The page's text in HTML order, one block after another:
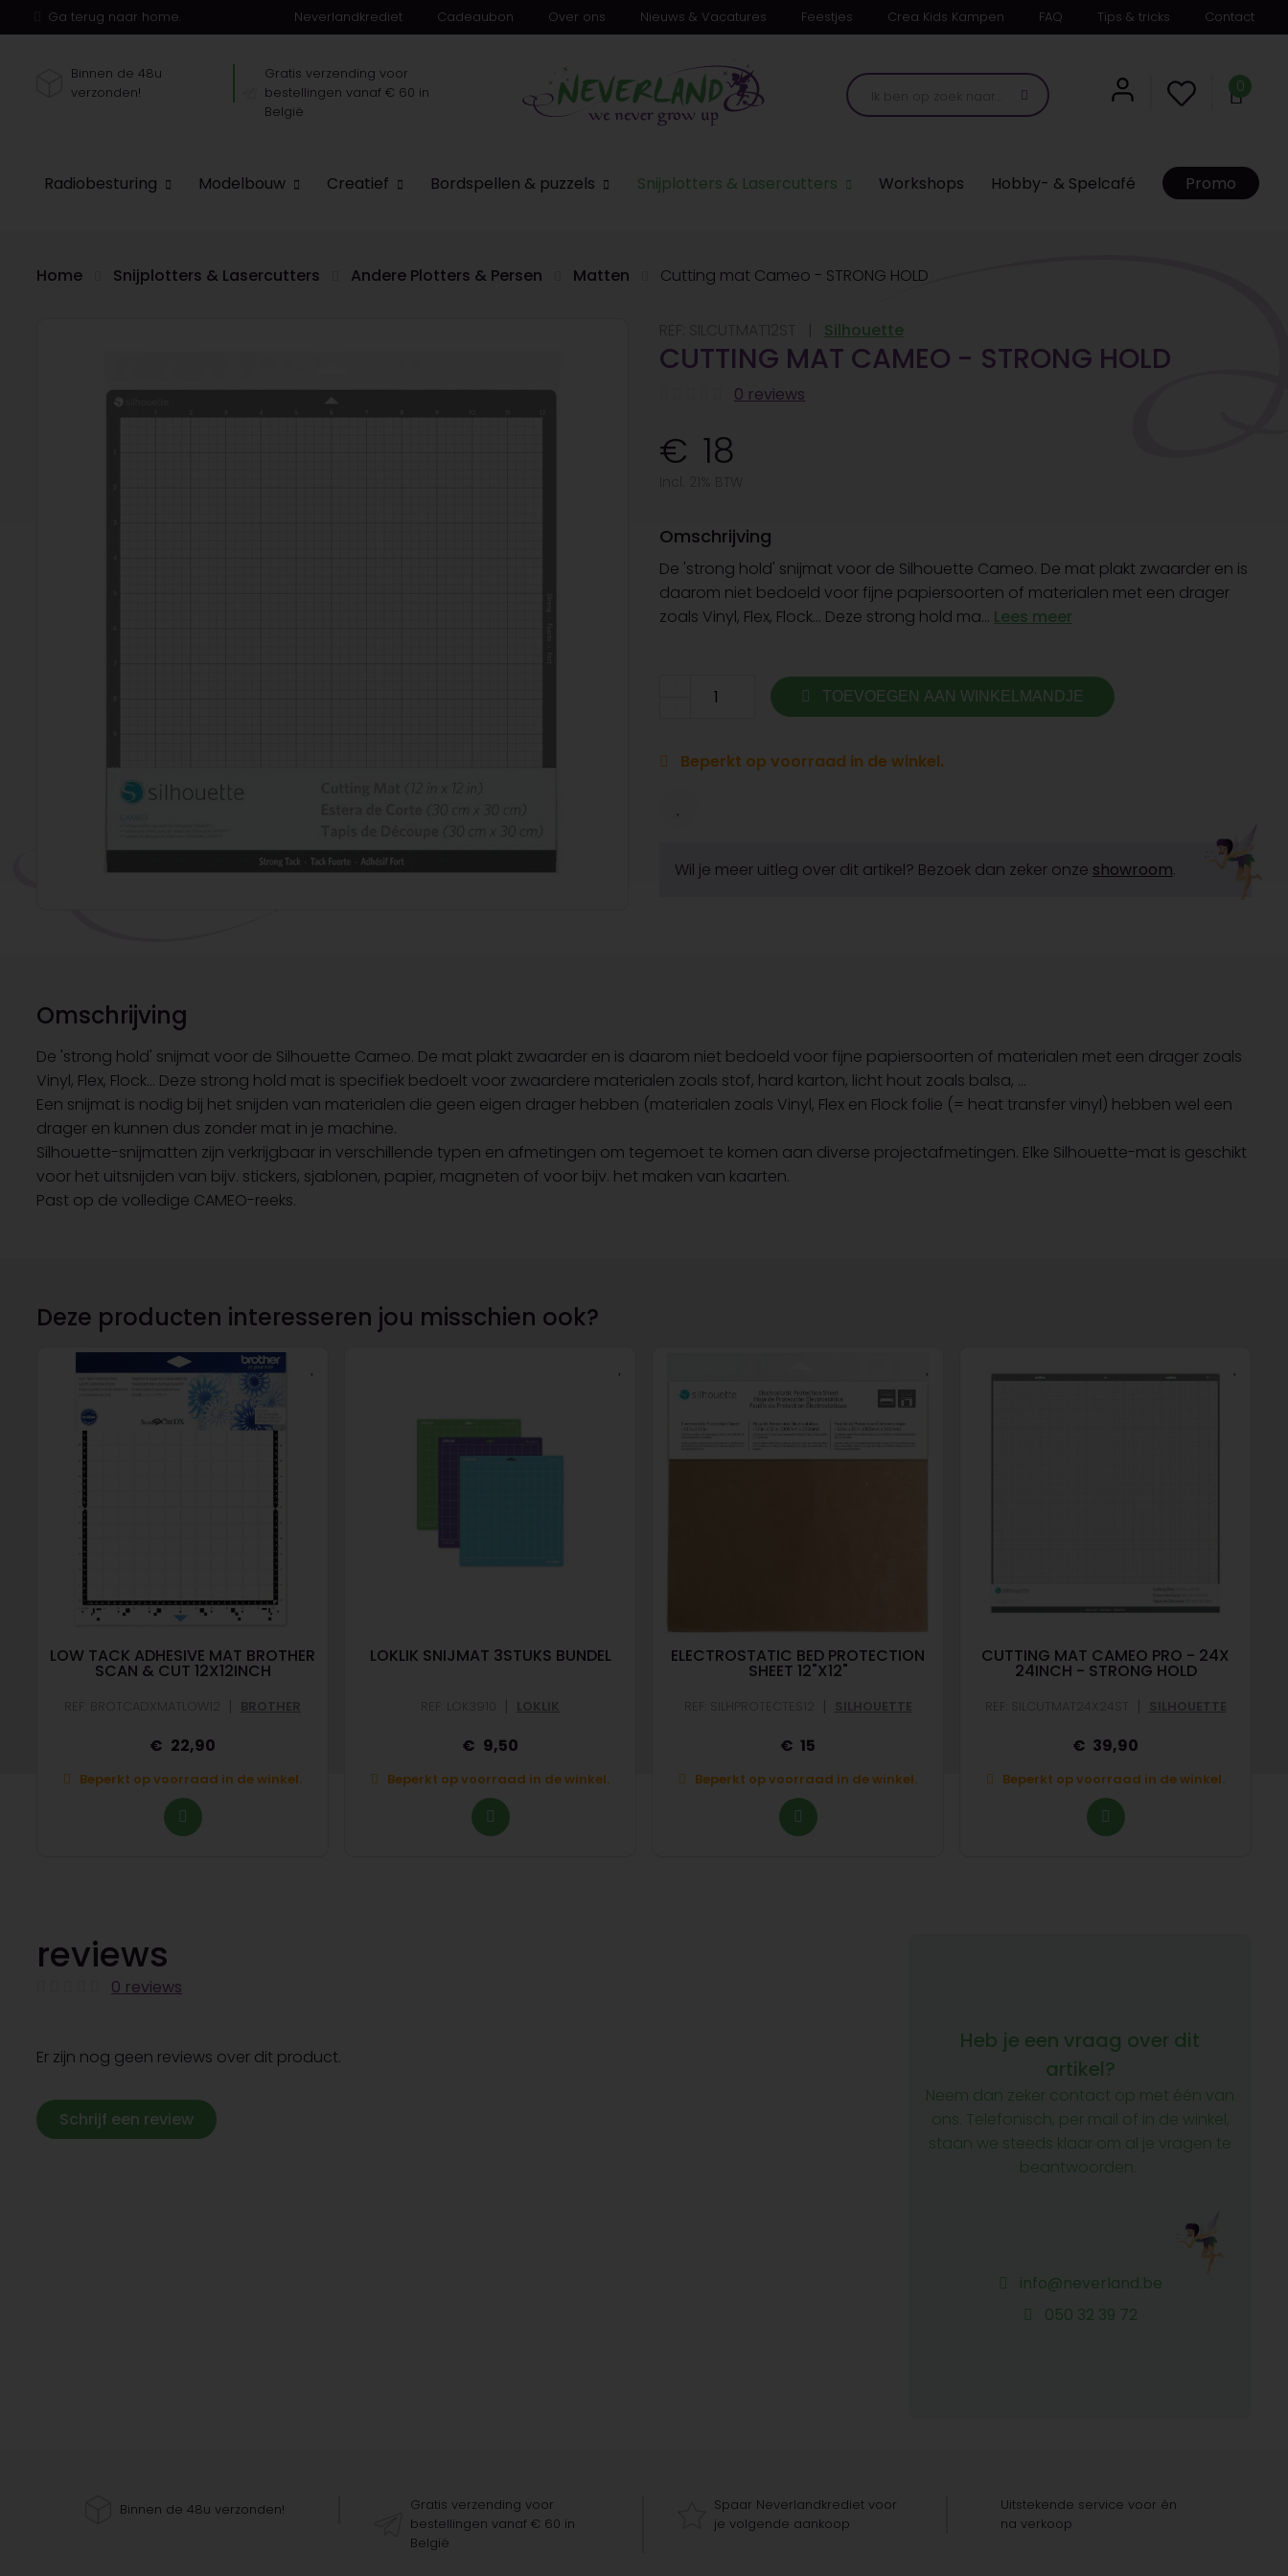
Ga terug naar home. Neverlandkrediet Cadeaubon Over ons Nieuws & Vacatures Feestjes Crea Kids Kampen FAQ Tips & tricks Contact
Binnen de 48u
verzonden!
Gratis verzending voor
bestellingen vanaf € 60 in
België
0
Radiobesturing Modelbouw Creatief Bordspellen & puzzels Snijplotters & Lasercutters Workshops Hobby- & Spelcafé Promo
Home Snijplotters & Lasercutters Andere Plotters & Persen Matten Cutting mat Cameo - STRONG HOLD
Silhouette
CUTTING MAT CAMEO - STRONG HOLD
0 reviews
18
Omschrijving
De 'strong hold' snijmat voor de Silhouette Cameo. De mat plakt zwaarder en is
daarom niet bedoeld voor fijne papiersoorten of materialen met een drager
zoals Vinyl, Flex, Flock... Deze strong hold ma... Lees meer
TOEVOEGEN AAN WINKELMANDJE
Beperkt op voorraad in de winkel.
Wil je meer uitleg over dit artikel? Bezoek dan zeker onze showroom.
Omschrijving
De 'strong hold' snijmat voor de Silhouette Cameo. De mat plakt zwaarder en is daarom niet bedoeld voor fijne papiersoorten of materialen met een drager zoals
Vinyl, Flex, Flock... Deze strong hold mat is specifiek bedoelt voor zwaardere materialen zoals stof, hard karton, licht hout zoals balsa, ...
Een snijmat is nodig bij het snijden van materialen die geen eigen drager hebben (materialen zoals Vinyl, Flex en Flock folie (= heat transfer vinyl) hebben wel een
drager en kunnen dus zonder mat in je machine.
Silhouette-snijmatten zijn verkrijgbaar in verschillende typen en afmetingen om tegemoet te komen aan diverse projectafmetingen. Elke Silhouette-mat is geschikt
voor het uitsnijden van bijv. stickers, sjablonen, papier, magneten of voor bijv. het maken van kaarten.
Past op de volledige CAMEO-reeks.
Deze producten interesseren jou misschien ook?
LOW TACK ADHESIVE MAT BROTHER
SCAN & CUT 12X12INCH
REF: BROTCADXMATLOW12 | BROTHER
22,90
Beperkt op voorraad in de winkel.
LOKLIK SNIJMAT 3STUKS BUNDEL
| LOKLIK
9,50
Beperkt op voorraad in de winkel.
ELECTROSTATIC BED PROTECTION
SHEET 12"X12"
REF: SILHPROTECTES12 | SILHOUETTE
15
Beperkt op voorraad in de winkel.
CUTTING MAT CAMEO PRO - 24X
24INCH - STRONG HOLD
REF: SILCUTMAT24X24ST | SILHOUETTE
39,90
Beperkt op voorraad in de winkel.
reviews
0 reviews
Er zijn nog geen reviews over dit product.
Schrijf een review
Heb je een vraag over dit
artikel?
Neem dan zeker contact op met één van
ons. Telefonisch, per mail of in de winkel,
staan we steeds klaar om al je vragen te
beantwoorden.
info@neverland.be
050 32 39 72
Binnen de 48u verzonden!
Gratis verzending voor
bestellingen vanaf € 60 in
België
Spaar Neverlandkrediet voor
je volgende aankoop
Uitstekende service voor én
na verkoop